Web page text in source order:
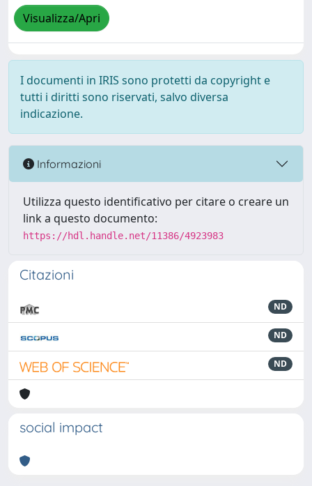
Visualizza/Apri
I documenti in IRIS sono protetti da copyright e
tutti i diritti sono riservati, salvo diversa
indicazione.
Informazioni
Utilizza questo identificativo per citare o creare un
link a questo documento:
https://hdl.handle.net/11386/4923983
Citazioni
ND
ND
ND
social impact